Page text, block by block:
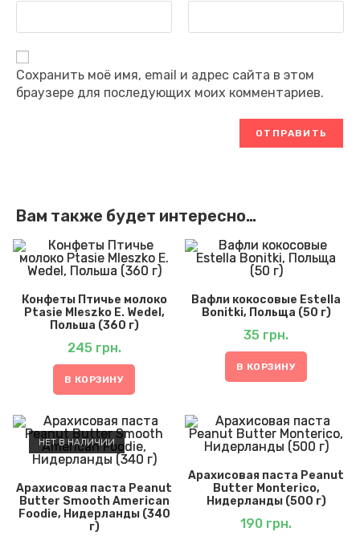
Сохранить моё имя, email и адрес сайта в этом
браузере для последующих моих комментариев.
Вам также будет интересно…
Конфеты Птичье молоко
Ptasie Mleszko E. Wedel,
Польша (360 г)
245 грн.
В КОРЗИНУ
Вафли кокосовые Estella
Bonitki, Польща (50 г)
35 грн.
В КОРЗИНУ
НЕТ В НАЛИЧИИ
Арахисовая паста Peanut
Butter Smooth American
Foodie, Нидерланды (340
г)
Арахисовая паста Peanut
Butter Monterico,
Нидерланды (500 г)
190 грн.